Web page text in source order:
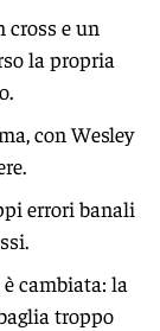
cross e un
la propria
con Wesley
errori banali
cambiata: la
troppo